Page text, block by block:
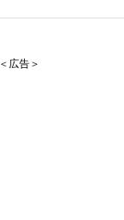
＜広告＞